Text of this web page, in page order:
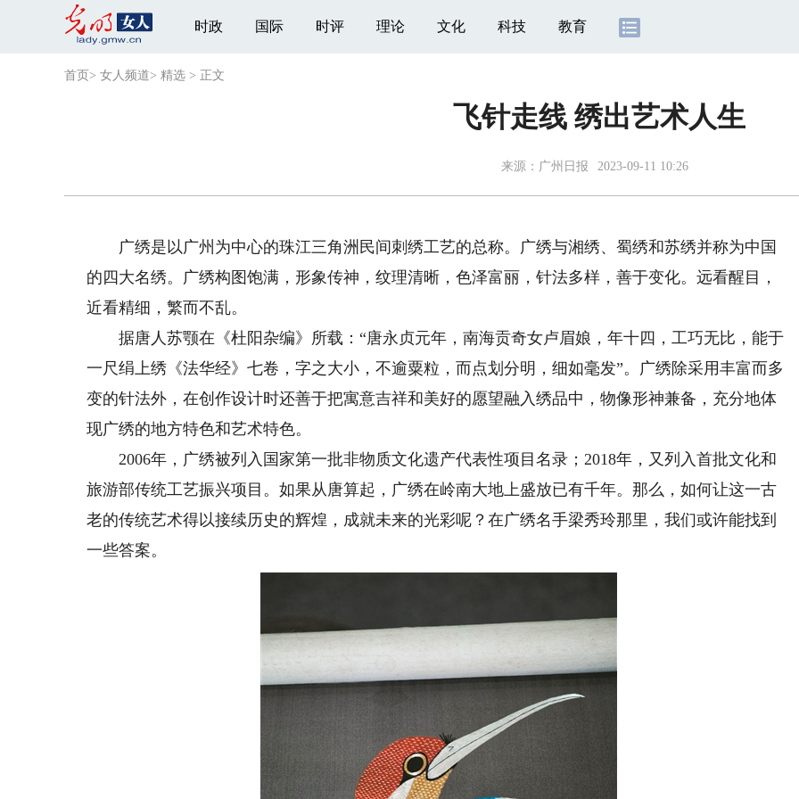
时政 国际 时评 理论 文化 科技 教育
首页 > 女人频道> 精选 > 正文
飞针走线 绣出艺术人生
来源： 广州日报 2023-09-11 10:26
广绣是以广州为中心的珠江三角洲民间刺绣工艺的总称。广绣与湘绣、蜀绣和苏绣并称为中国
的四大名绣。广绣构图饱满，形象传神，纹理清晰，色泽富丽，针法多样，善于变化。远看醒目，
近看精细，繁而不乱。
据唐人苏颚在《杜阳杂编》所载：“唐永贞元年，南海贡奇女卢眉娘，年十四，工巧无比，能于
一尺绢上绣《法华经》七卷，字之大小，不逾粟粒，而点划分明，细如毫发”。广绣除采用丰富而多
变的针法外，在创作设计时还善于把寓意吉祥和美好的愿望融入绣品中，物像形神兼备，充分地体
现广绣的地方特色和艺术特色。
2006年，广绣被列入国家第一批非物质文化遗产代表性项目名录；2018年，又列入首批文化和
旅游部传统工艺振兴项目。如果从唐算起，广绣在岭南大地上盛放已有千年。那么，如何让这一古
老的传统艺术得以接续历史的辉煌，成就未来的光彩呢？在广绣名手梁秀玲那里，我们或许能找到
一些答案。